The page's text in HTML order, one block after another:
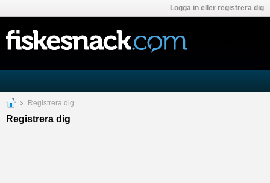
Logga in eller registrera dig
Registrera dig
Registrera dig